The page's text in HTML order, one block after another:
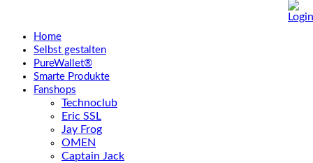
Home
Selbst gestalten
PureWallet®
Smarte Produkte
Fanshops
Technoclub
Eric SSL
Jay Frog
OMEN
Captain Jack